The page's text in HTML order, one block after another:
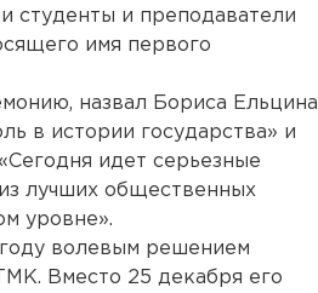
студенты и преподаватели
имя первого
назвал Бориса Ельцина
в истории государства» и
идет серьезные
лучших общественных
уровне».
волевым решением
Вместо 25 декабря его